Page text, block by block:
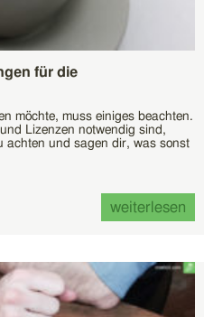
für die
möchte, muss einiges beachten.
Lizenzen notwendig sind,
achten und sagen dir, was sonst
weiterlesen